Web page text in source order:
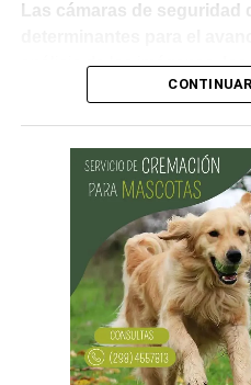
Las cámaras de
análisis de las imágenes,los
identificar a los dos
Durante recorridas
sectores de la ciudad,
localizaron primero a uno
más tarde, al segundo.
indumentaria observada
por lo que fueron detenidos
Posteriormente, personal